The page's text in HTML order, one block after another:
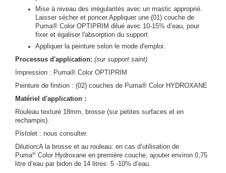
Mise à niveau des irrégularités avec un mastic approprié.
Laisser sécher et poncer.Appliquer une (01) couche de
Puma® Color OPTIPRIM dilué avec 10-15% d’eau, pour
fixer et égaliser l'absorption du support.
Appliquer la peinture selon le mode d'emploi.
Processus d'application: (sur support saint)
Impression : Puma® Color OPTIPRIM
Peinture de finition : (02) couches de Puma® Color HYDROXANE
Matériel d'application :
Rouleau texturé 18mm, brosse (sur petites surfaces et en
rechampis).
Pistolet : nous consulter.
Dilution:A la brosse et au rouleau: en cas d’utilisation de
Puma® Color Hydroxane en première couche, ajouter environ 0,75
litre d’eau par bidon de 14 litres: 5 -10% d’eau.